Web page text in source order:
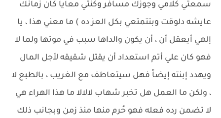
سمعتي كلامي وجوزك مسافر وكنتي معايا كان زمانك
عايشه دلوقت وبتتمتعي بكل العز ده ) ما معني هذا ، يا
إلهي أيعقل أن ، أن يكون والداها سبب في موتها ولما لا
فهو كان علي أتم استعداد أن يقتل شقيقه لأجل المال
ويهدد إبنته إيضاً فهل سيتعاطف مع الغريب ، بالطبع لا
، ولكن ما العمل هل تخبر شهاب لالالا ما هذا الهراء هي
لا تضمن رده فعله فهو حُرم منها منذ زمن وبجانب ذلك